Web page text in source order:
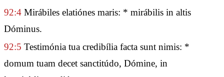
92:4 Mirábiles elatiónes maris: * mirábilis in altis
Dóminus.
92:5 Testimónia tua credibília facta sunt nimis: *
domum tuam decet sanctitúdo, Dómine, in